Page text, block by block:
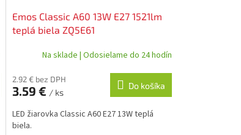
Emos Classic A60 13W E27 1521lm
teplá biela ZQ5E61
Na sklade | Odosielame do 24 hodín
2.92 € bez DPH
3.59 € / ks
Do košíka
LED žiarovka Classic A60 E27 13W teplá
biela.